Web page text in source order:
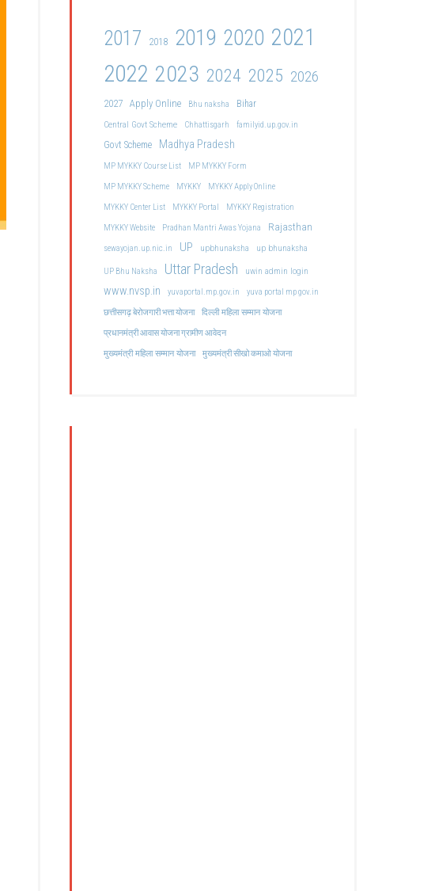
2017 2018 2019 2020 2021
2022 2023 2024 2025 2026
2027 Apply Online Bhu naksha
Bihar
Central Govt Scheme
Chhattisgarh familyid.up.gov.in
Govt Scheme Madhya Pradesh
MP MYKKY Course List
MP MYKKY Form
MP MYKKY Scheme
MYKKY
MYKKY Apply Online
MYKKY Center List
MYKKY Portal
MYKKY Registration
MYKKY Website
Pradhan Mantri Awas Yojana Rajasthan
sewayojan.up.nic.in UP upbhunaksha up bhunaksha
UP Bhu Naksha Uttar Pradesh uwin admin login
www.nvsp.in yuvaportal.mp.gov.in
yuva portal mp gov.in
छत्तीसगढ़ बेरोजगारी भत्ता योजना
दिल्ली महिला सम्मान योजना
प्रधानमंत्री आवास योजना ग्रामीण आवेदन
मुख्यमंत्री महिला सम्मान योजना मुख्यमंत्री सीखो कमाओ योजना